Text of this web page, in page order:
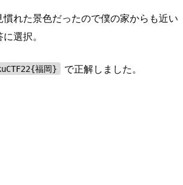
れた景色だったので僕の家からも近い
選択。
福岡} で正解しました。